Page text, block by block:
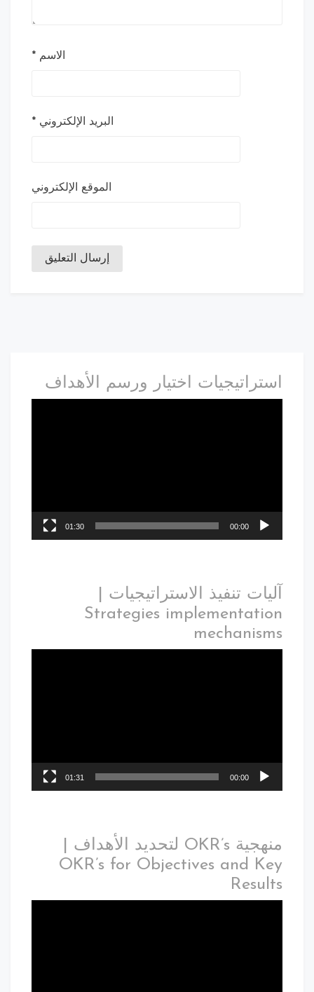
الاسم *
البريد الإلكتروني *
الموقع الإلكتروني
استراتيجيات اختيار ورسم الأهداف
00:00
01:30
آليات تنفيذ الاستراتيجيات |
Strategies implementation
mechanisms
00:00
01:31
منهجية OKR’s لتحديد الأهداف |
OKR’s for Objectives and Key
Results